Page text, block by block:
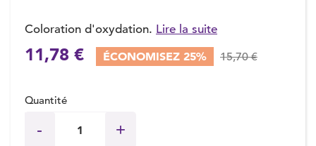
Coloration d'oxydation. Lire la suite
11,78 € ÉCONOMISEZ 25% 15,70 €
Quantité